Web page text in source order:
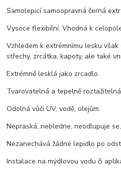
Samolepicí samoopravná černá
Vysoce flexibilní. Vhodná k
Vzhledem k extrémnímu lesku
střechy, zrcátka, kapoty, ale také
Extrémně lesklá jako zrcadlo.
Tvarovatelná a tepelně
Odolná vůči UV, vodě, olejům.
Nepraská, nebledne, neodlupuje
Nezanechává žádné lepidlo po
Instalace na mýdlovou vodu či